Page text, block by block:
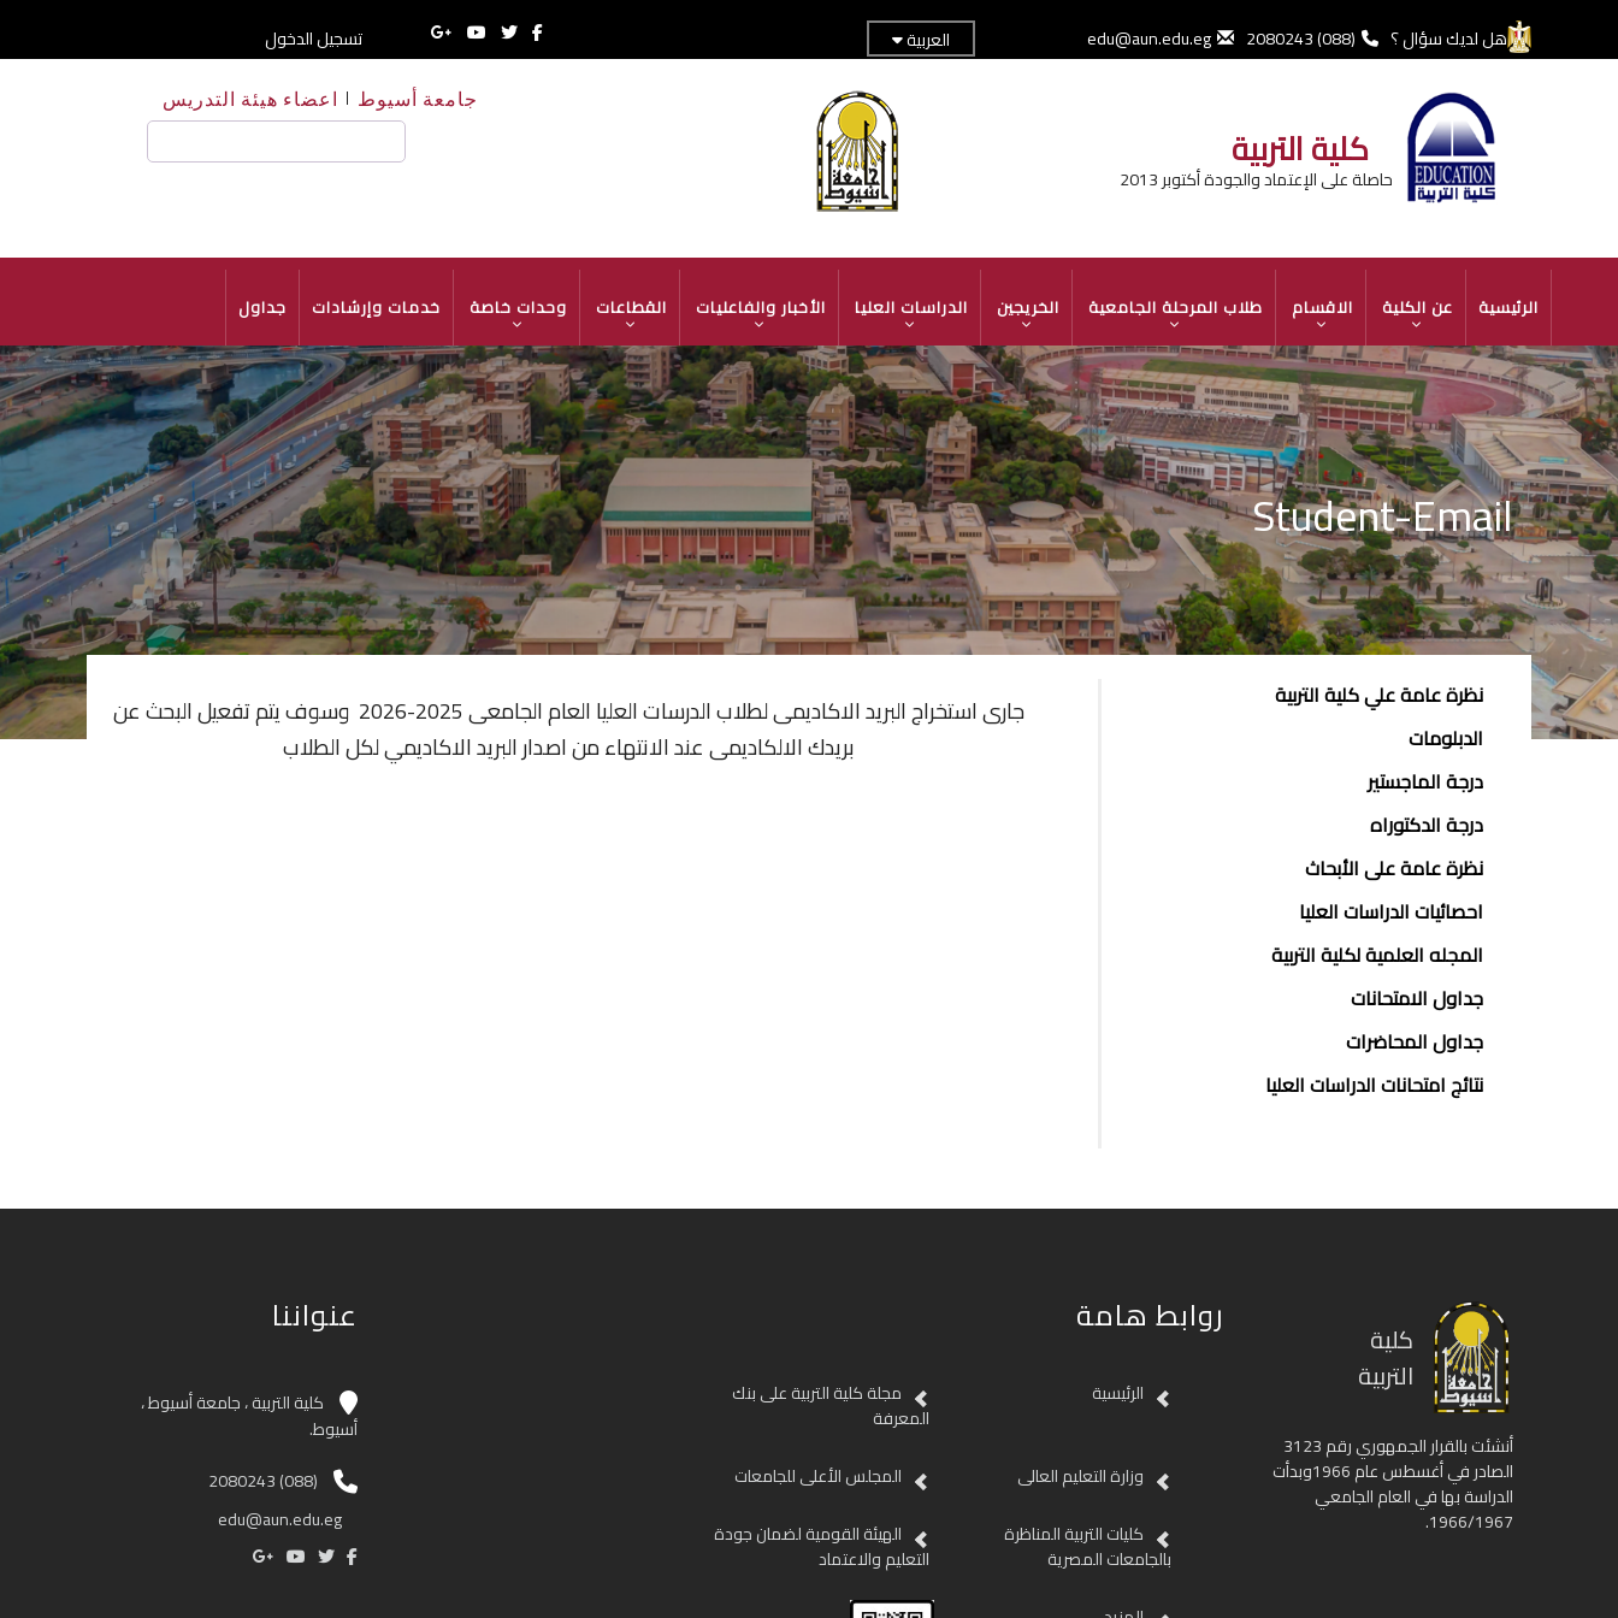
المحتوى
هل لديك سؤال ؟ (088) 2080243
edu@aun.edu.eg العربية تسجيل الدخول
كلية التربية
حاصلة على الإعتماد والجودة أكتوبر 2013
جامعة أسيوط اعضاء هيئة التدريس
بحث
NAVIGATION
الرئيسية عن الكلية الاقسام طلاب المرحلة الجامعية الخريجين الدراسات العليا الأخبار والفاعليات القطاعات وحدات خاصة خدمات وإرشادات جداول
Student-Email
جارى استخراج البريد الاكاديمى لطلاب الدرسات العليا العام الجامعى 2025-2026 وسوف يتم تفعيل البحث عن
بريدك الالكاديمى عند الانتهاء من اصدار البريد الاكاديمي لكل الطلاب
POSTGRAD
STUDIES
MENU
SIDE
BAR
نظرة عامة علي كلية التربية
الدبلومات
درجة الماجستير
درجة الدكتوراه
نظرة عامة على الأبحاث
احصائيات الدراسات العليا
المجله العلمية لكلية التربية
جداول الامتحانات
جداول المحاضرات
نتائج امتحانات الدراسات العليا
كلية
التربية
أنشئت بالقرار الجمهوري رقم 3123
الصادر في أغسطس عام 1966وبدأت
الدراسة بها في العام الجامعي
1966/1967.
روابط هامة
الرئيسية
مجلة كلية التربية على بنك
المعرفة
وزارة التعليم العالى
المجلس الأعلى للجامعات
كليات التربية المناظرة
بالجامعات المصرية
الهيئة القومية لضمان جودة
التعليم والاعتماد
عنواننا
كلية التربية ، جامعة أسيوط ،
أسيوط.
(088) 2080243